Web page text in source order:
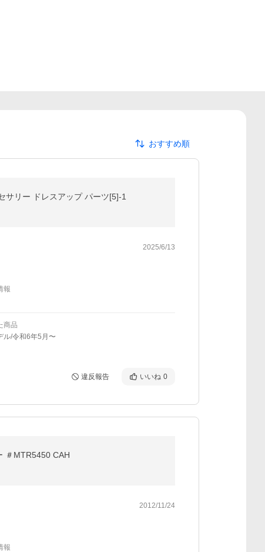
おすすめ順
サリー ドレスアップ パーツ[5]-1
2025/6/13
報
商品
ル/令和6年5月〜
違反報告 いいね 0
＃MTR5450 CAH
2012/11/24
報